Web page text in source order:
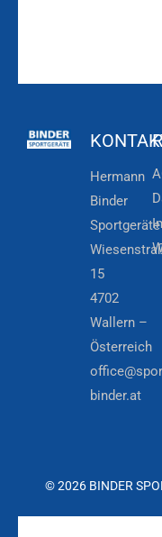
Hermann
Binder
Sportgeräte
15
4702
Wallern –
Österreich
binder.at
© 2026 BINDER